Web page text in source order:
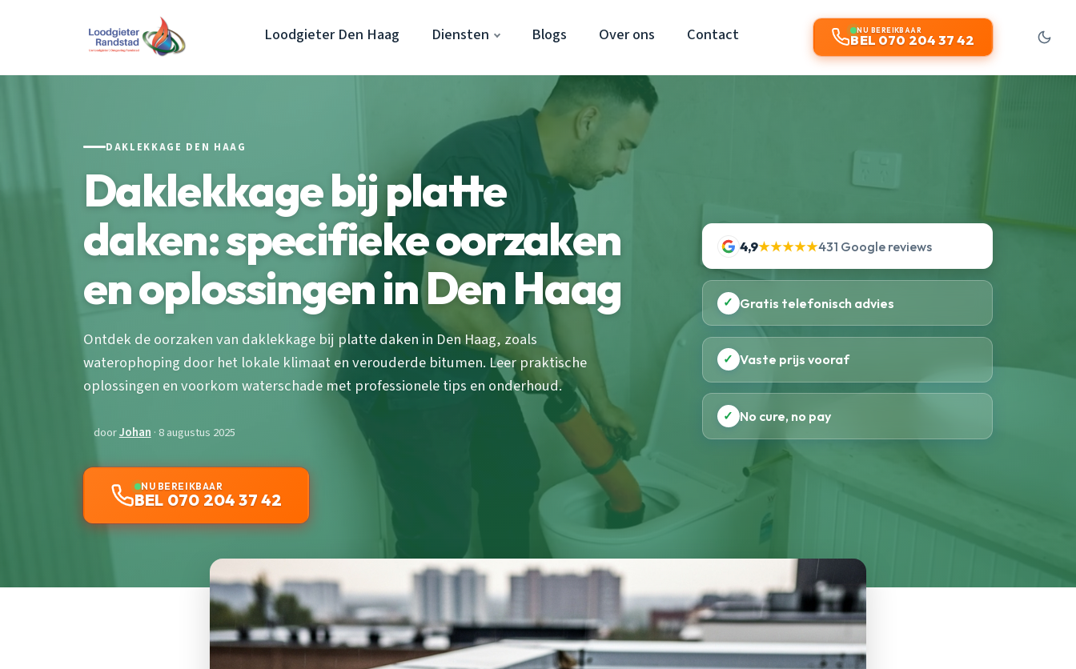
Loodgieter Den Haag Diensten Blogs Over ons Contact NU BEREIKBAAR
BEL 070 204 37 42
DAKLEKKAGE DEN HAAG
Daklekkage bij platte
daken: specifieke oorzaken
en oplossingen in Den Haag
Ontdek de oorzaken van daklekkage bij platte daken in Den Haag, zoals
waterophoping door het lokale klimaat en verouderde bitumen. Leer praktische
oplossingen en voorkom waterschade met professionele tips en onderhoud.
doorJohan · 8 augustus 2025
NU BEREIKBAAR
BEL 070 204 37 42
4,9★★★★★431 Google reviews
✓ Gratis telefonisch advies
✓ Vaste prijs vooraf
✓ No cure, no pay